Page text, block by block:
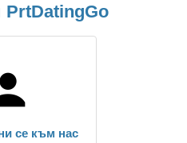
PrtDatingGo
се към нас